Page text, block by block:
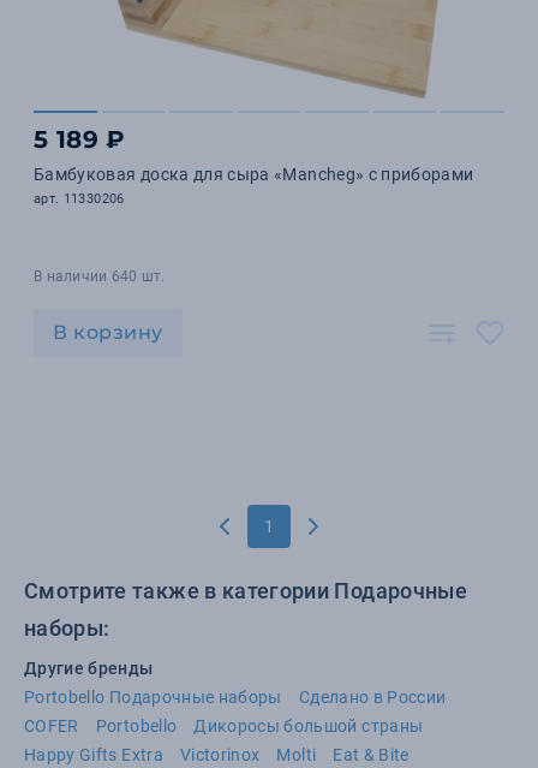
5 189 ₽
Бамбуковая доска для сыра «Mancheg» с приборами
арт. 11330206
В наличии 640 шт.
В корзину
1
Смотрите также в категории Подарочные
наборы:
Другие бренды
Portobello Подарочные наборы
Сделано в России
COFER
Portobello
Дикоросы большой страны
Happy Gifts Extra
Victorinox Molti Eat & Bite